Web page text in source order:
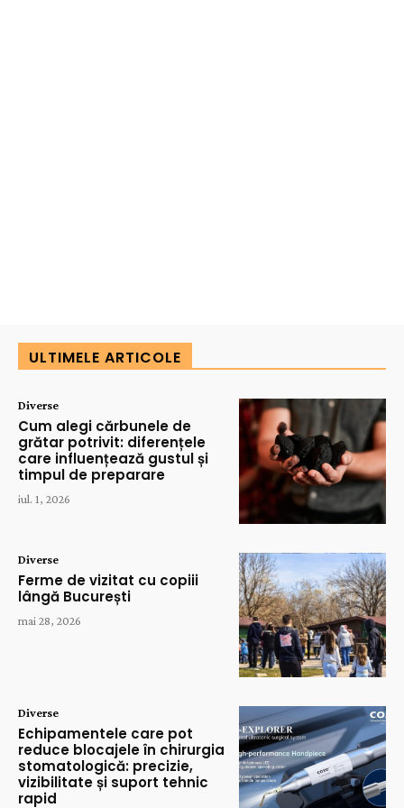
ULTIMELE ARTICOLE
Diverse
Cum alegi cărbunele de
grătar potrivit: diferențele
care influențează gustul și
timpul de preparare
iul. 1, 2026
Diverse
Ferme de vizitat cu copiii
lângă București
mai 28, 2026
Diverse
Echipamentele care pot
reduce blocajele în chirurgia
stomatologică: precizie,
vizibilitate și suport tehnic
rapid